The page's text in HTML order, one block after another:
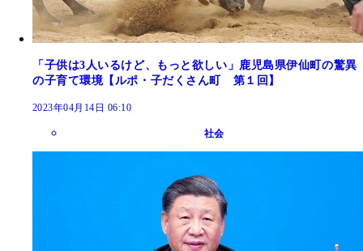
「子供は3人いるけど、もっと欲しい」鹿児島県伊仙町の驚異
の子育て環境【ルポ・子だくさん町 第１回】
2023年04月14日 06:10
社会